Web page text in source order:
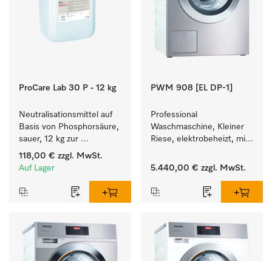
ProCare Lab 30 P - 12 kg
Neutralisationsmittel auf
Basis von Phosphorsäure,
sauer, 12 kg zur
maschinellen Reinigung
von Laborglas und
118,00 € zzgl. MwSt.
Auf Lager
PWM 908 [EL DP-1]
Professional
Waschmaschine, Kleiner
Riese, elektrobeheizt, mit
zielgruppenspezifischen
Leistung 8 kg  in 49 min .
5.440,00 € zzgl. MwSt.